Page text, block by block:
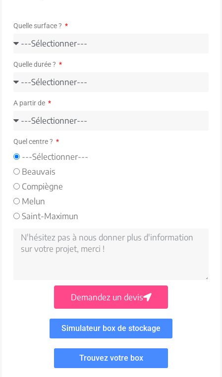
Quelle surface ?
Quelle durée ?
A partir de
Quel centre ?
---Sélectionner---
Beauvais
Compiègne
Melun
Saint-Maximun
Demandez un devis
Simulateur box de stockage
Trouvez votre box